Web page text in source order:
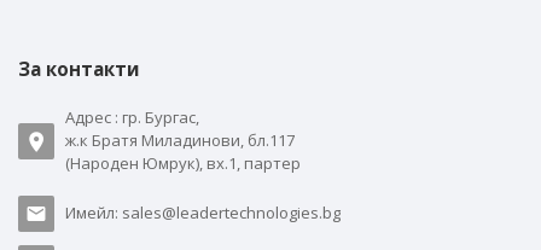
За контакти
Адрес : гр. Бургас,
ж.к Братя Миладинови, бл.117
(Народен Юмрук), вх.1, партер
Имейл: sales@leadertechnologies.bg